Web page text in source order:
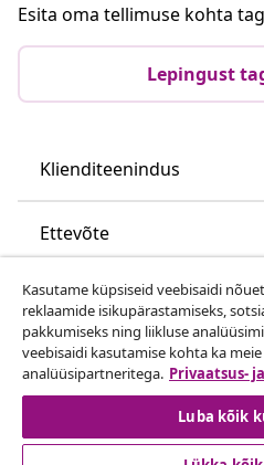
Esita oma tellimuse kohta
Lepingust
Klienditeenindus
Ettevõte
vidaXL
Vaata rohkem
Kasutame küpsiseid veebisaidi
reklaamide isikupärastamiseks,
pakkumiseks ning liikluse
veebisaidi kasutamise kohta ka
analüüsipartneritega. Privaatsus-
Luba kõik